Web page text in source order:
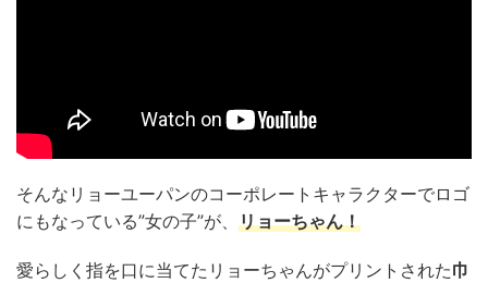
そんなリョーユーパンのコーポレートキャラクターでロゴ
にもなっている”女の子”が、 リョーちゃん！
愛らしく指を口に当てたリョーちゃんがプリントされた巾